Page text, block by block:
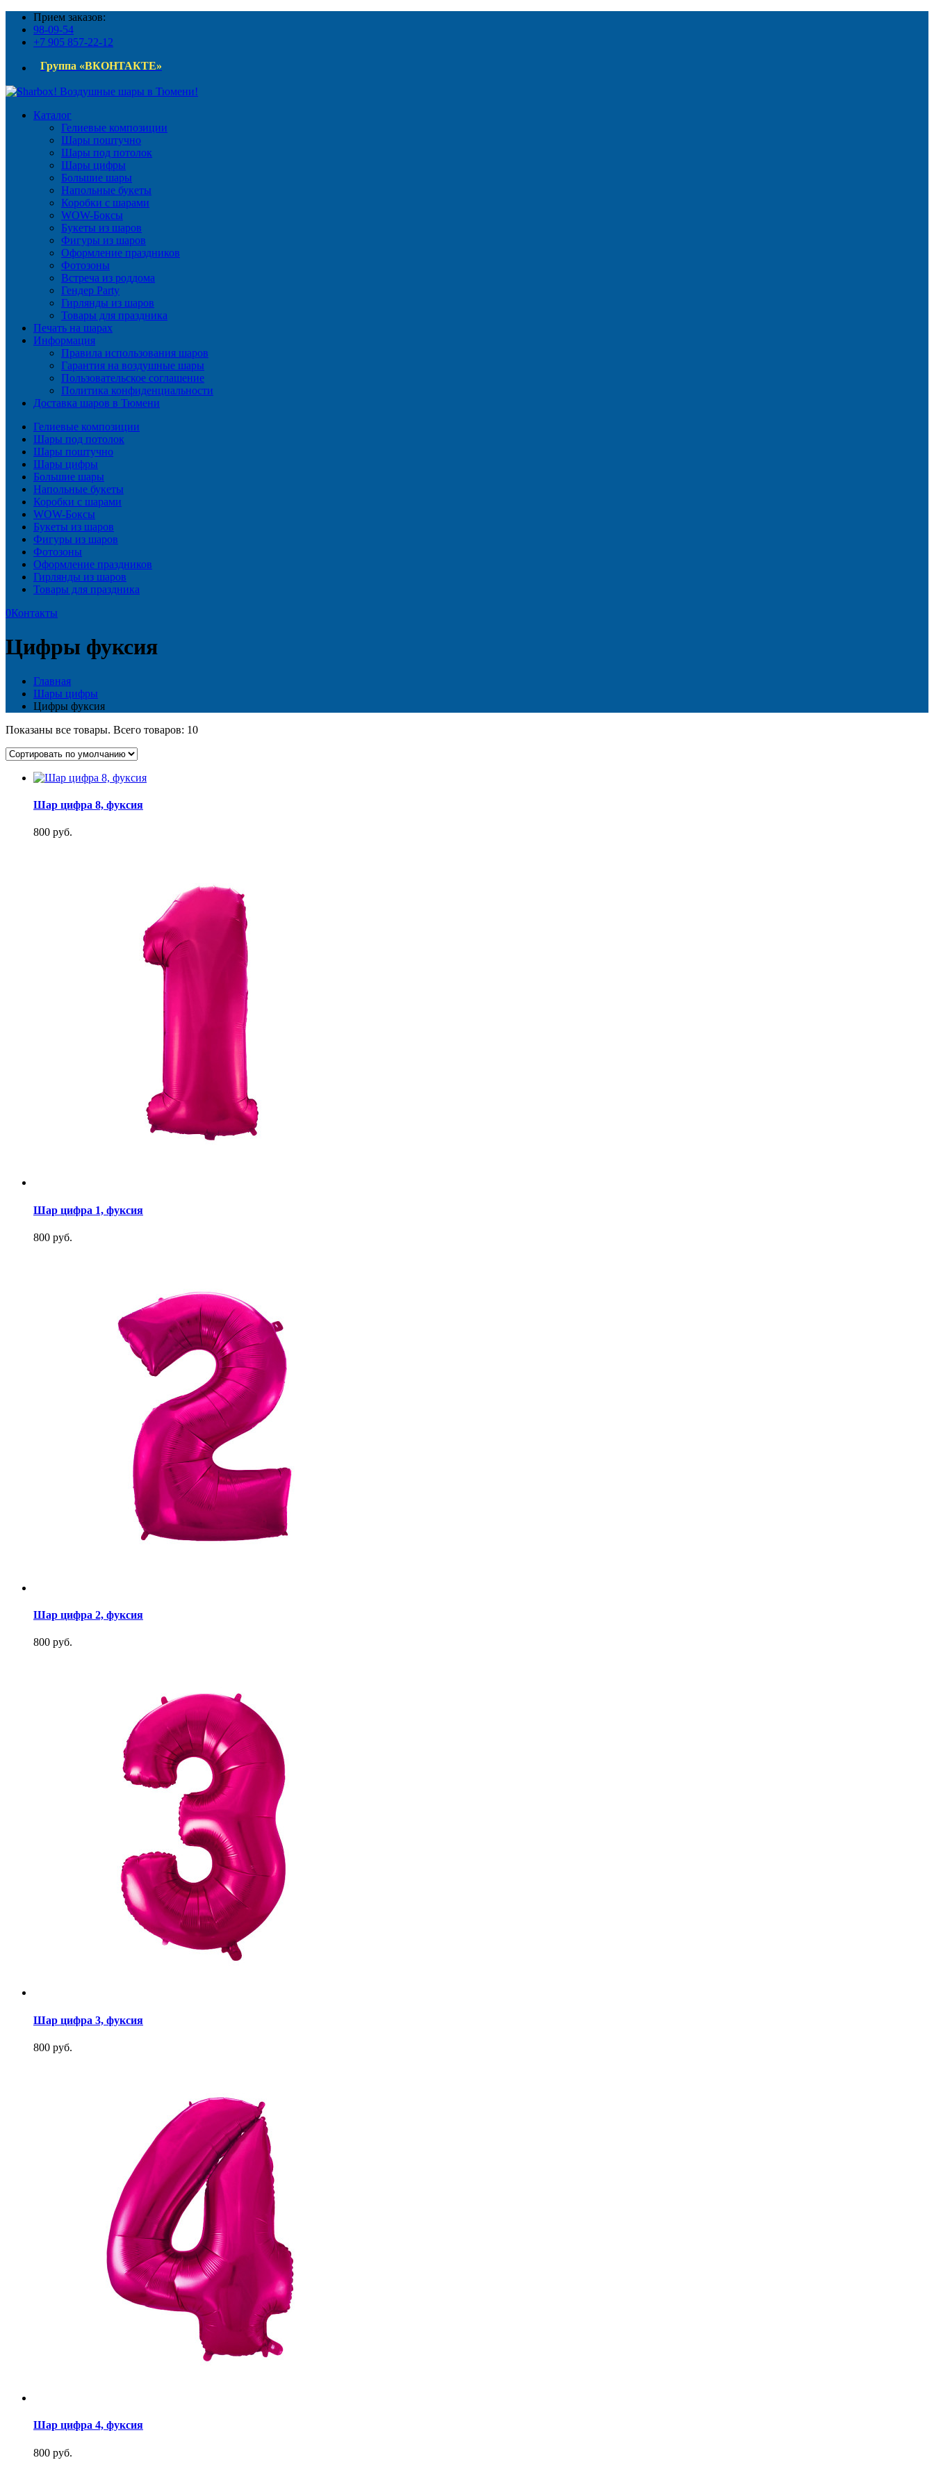
Прием заказов:
98-09-54
+7 905 857-22-12
Группа «ВКОНТАКТЕ»
Каталог
Гелиевые композиции
Шары поштучно
Шары под потолок
Шары цифры
Большие шары
Напольные букеты
Коробки с шарами
WOW-Боксы
Букеты из шаров
Фигуры из шаров
Оформление праздников
Фотозоны
Встреча из роддома
Гендер Party
Гирлянды из шаров
Товары для праздника
Печать на шарах
Информация
Правила использования шаров
Гарантия на воздушные шары
Пользовательское соглашение
Политика конфиденциальности
Доставка шаров в Тюмени
Гелиевые композиции
Шары под потолок
Шары поштучно
Шары цифры
Большие шары
Напольные букеты
Коробки с шарами
WOW-Боксы
Букеты из шаров
Фигуры из шаров
Фотозоны
Оформление праздников
Гирлянды из шаров
Товары для праздника
0Контакты
Цифры фуксия
Главная
Шары цифры
Цифры фуксия
Показаны все товары. Всего товаров: 10
Шар цифра 8, фуксия
800 руб.
Шар цифра 1, фуксия
800 руб.
Шар цифра 2, фуксия
800 руб.
Шар цифра 3, фуксия
800 руб.
Шар цифра 4, фуксия
800 руб.